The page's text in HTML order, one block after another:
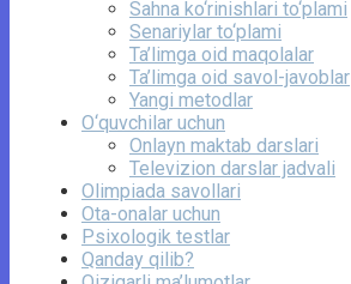
Sahna ko‘rinishlari to‘plami
Senariylar to‘plami
Ta’limga oid maqolalar
Ta’limga oid savol-javoblar
Yangi metodlar
O‘quvchilar uchun
Onlayn maktab darslari
Televizion darslar jadvali
Olimpiada savollari
Ota-onalar uchun
Psixologik testlar
Qanday qilib?